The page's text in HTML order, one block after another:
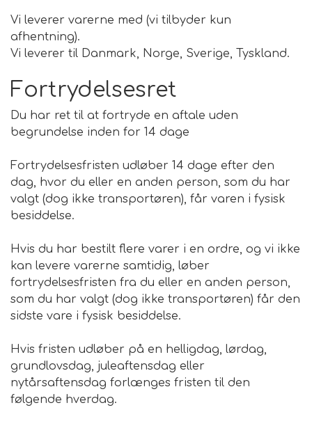
Vi leverer varerne med (vi tilbyder kun
afhentning).
Vi leverer til Danmark, Norge, Sverige, Tyskland.
Fortrydelsesret
Du har ret til at fortryde en aftale uden
begrundelse inden for 14 dage
Fortrydelsesfristen udløber 14 dage efter den
dag, hvor du eller en anden person, som du har
valgt (dog ikke transportøren), får varen i fysisk
besiddelse.
Hvis du har bestilt flere varer i en ordre, og vi ikke
kan levere varerne samtidig, løber
fortrydelsesfristen fra du eller en anden person,
som du har valgt (dog ikke transportøren) får den
sidste vare i fysisk besiddelse.
Hvis fristen udløber på en helligdag, lørdag,
grundlovsdag, juleaftensdag eller
nytårsaftensdag forlænges fristen til den
følgende hverdag.